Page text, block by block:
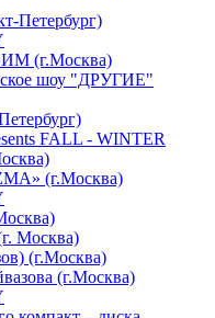
Петербург)
(г.Москва)
шоу "ДРУГИЕ"
FALL - WINTER
(г.Москва)
Москва)
(г.Москва)
(г.Москва)